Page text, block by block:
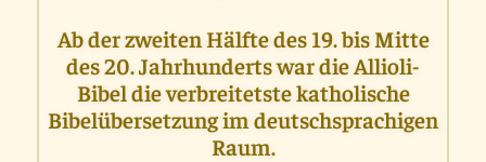
Ab der zweiten Hälfte des 19. bis Mitte
des 20. Jahrhunderts war die Allioli-
Bibel die verbreitetste katholische
Bibelübersetzung im deutschsprachigen
Raum.